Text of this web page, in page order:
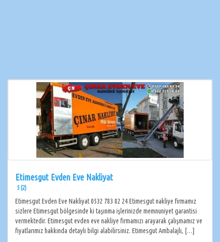
Etimesgut Evden Eve Nakliyat
5 (2)
Etimesgut Evden Eve Nakliyat 0532 783 82 24 Etimesgut nakliye firmamız
sizlere Etimesgut bölgesinde ki taşınma işlerinizde memnuniyet garantisi
vermektedir. Etimesgut evden eve nakliye firmamızı arayarak çalışmamız ve
fiyatlarımız hakkında detaylı bilgi alabilirsiniz. Etimesgut Ambalajlı, […]